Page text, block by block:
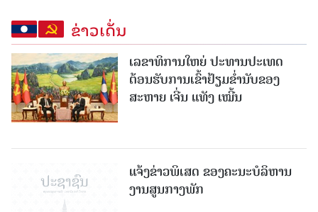
ຂ່າວເດັ່ນ
ເລຂາທິການໃຫຍ່ ປະທານປະເທດ
ຕ້ອນຮັບການເຂົ້າຢ້ຽມຂໍ່ານັບຂອງ
ສະຫາຍ ເຈີ່ນ ແທັງ ເໝີ້ນ
ແຈ້ງຂ່າວພິເສດ ຂອງຄະນະບໍລິຫານ
ງານສູນກາງພັກ